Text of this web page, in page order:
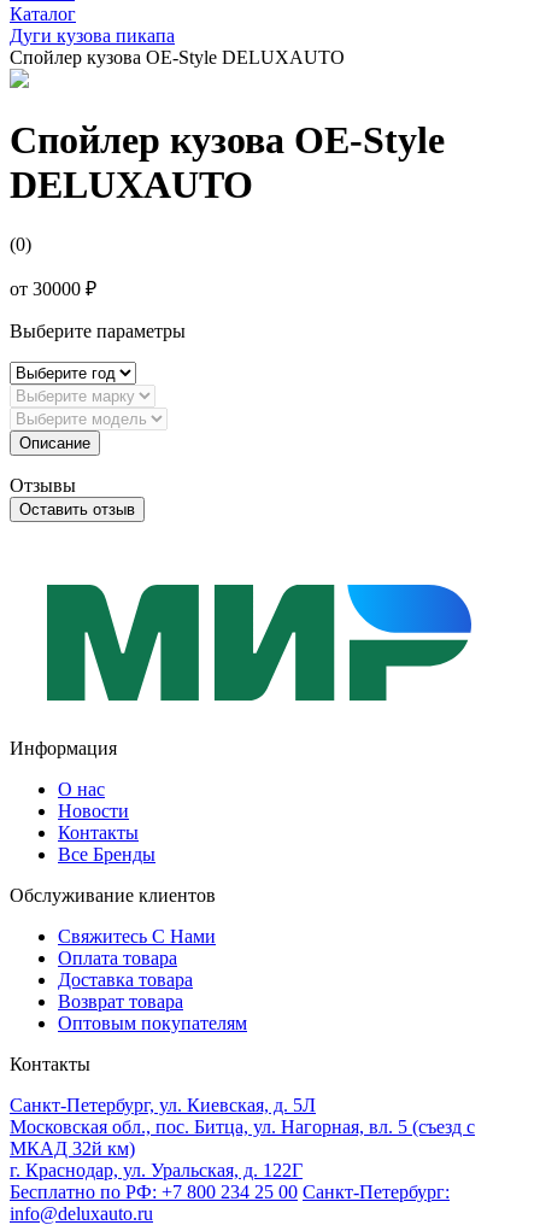
Каталог
Дуги кузова пикапа
Спойлер кузова OE-Style DELUXAUTO
Спойлер кузова OE-Style
DELUXAUTO
(0)
от 30000 ₽
Выберите параметры
Описание
Отзывы
Оставить отзыв
Информация
О нас
Новости
Контакты
Все Бренды
Обслуживание клиентов
Свяжитесь С Нами
Оплата товара
Доставка товара
Возврат товара
Оптовым покупателям
Контакты
Санкт-Петербург, ул. Киевская, д. 5Л
Московская обл., пос. Битца, ул. Нагорная, вл. 5 (съезд с
МКАД 32й км)
г. Краснодар, ул. Уральская, д. 122Г
Бесплатно по РФ: +7 800 234 25 00 Санкт-Петербург:
info@deluxauto.ru